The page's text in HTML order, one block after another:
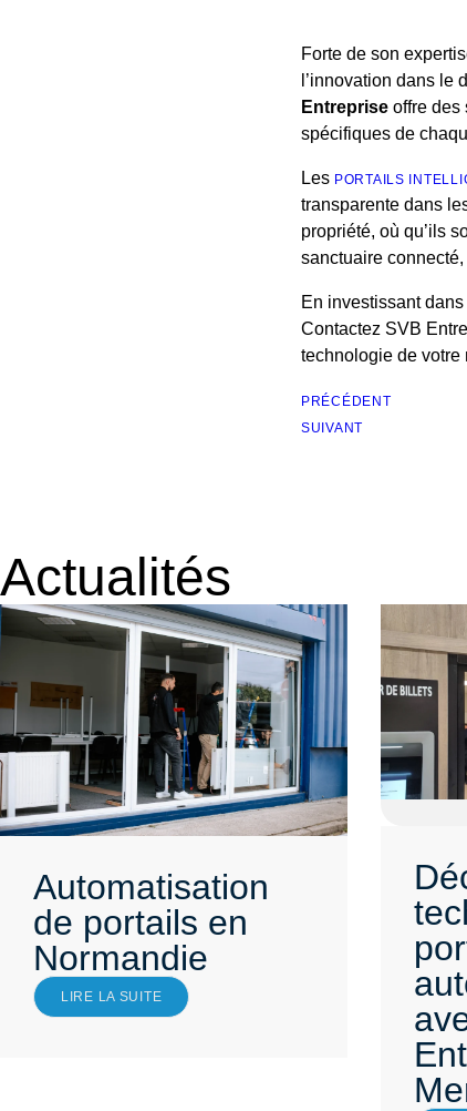
Forte de son
l’innovation dans le
Entreprise offre des
spécifiques de
Les PORTAILS
transparente dans
propriété, où qu’ils
sanctuaire
En investissant
Contactez SVB
technologie de votre
PRÉCÉDENT
SUIVANT
Actualités
Automatisation
de portails en
Normandie
LIRE LA SUITE